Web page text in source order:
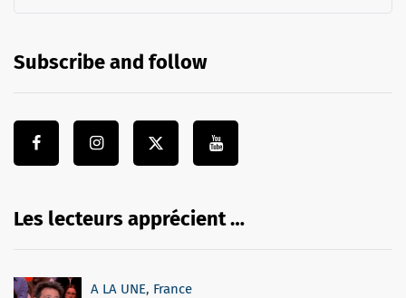
Subscribe and follow
Les lecteurs apprécient …
A LA UNE, France